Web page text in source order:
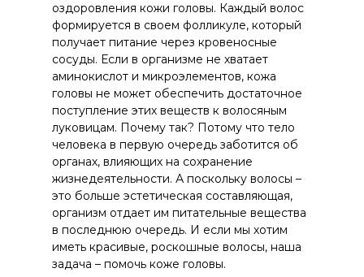
оздоровления кожи головы. Каждый волос
формируется в своем фолликуле, который
получает питание через кровеносные
сосуды. Если в организме не хватает
аминокислот и микроэлементов, кожа
головы не может обеспечить достаточное
поступление этих веществ к волосяным
луковицам. Почему так? Потому что тело
человека в первую очередь заботится об
органах, влияющих на сохранение
жизнедеятельности. А поскольку волосы –
это больше эстетическая составляющая,
организм отдает им питательные вещества
в последнюю очередь. И если мы хотим
иметь красивые, роскошные волосы, наша
задача – помочь коже головы.